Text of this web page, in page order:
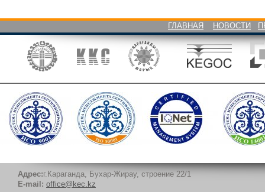
ГЛАВНАЯ НОВОСТИ
Адрес:г.Караганда, Бухар-Жирау, строение 22/1
E-mail: office@kec.kz